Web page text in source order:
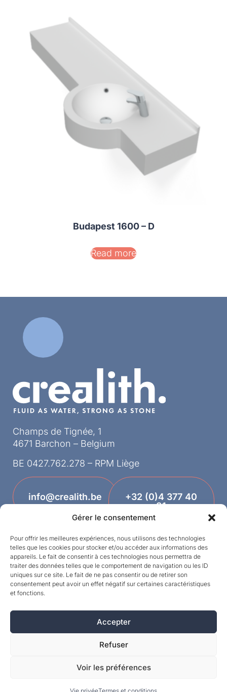
Gérer le consentement
Pour offrir les meilleures expériences, nous utilisons des technologies
telles que les cookies pour stocker et/ou accéder aux informations des
appareils. Le fait de consentir à ces technologies nous permettra de
traiter des données telles que le comportement de navigation ou les ID
uniques sur ce site. Le fait de ne pas consentir ou de retirer son
consentement peut avoir un effet négatif sur certaines caractéristiques
et fonctions.
Accepter
Refuser
Voir les préférences
Budapest 1600 – D
Read more
Champs de Tignée, 1
4671 Barchon – Belgium
BE 0427.762.278 – RPM Liège
info@crealith.be
+32 (0)4 377 40
81
©MPI 2026 – Crealith is a registered trademark
of Mineral Products International S.A. – All rights
Designed by